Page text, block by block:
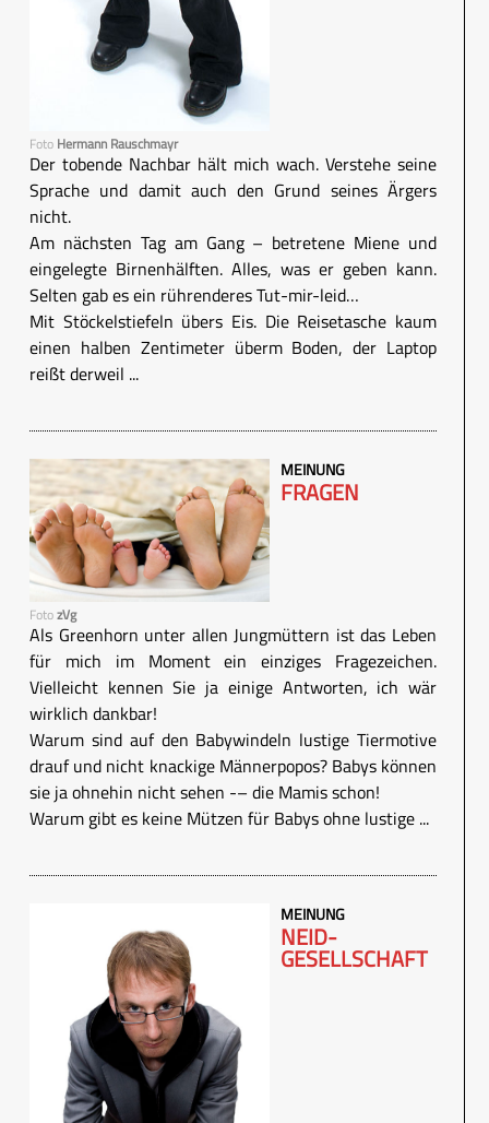
Foto Hermann Rauschmayr
Der tobende Nachbar hält mich wach. Verstehe seine
Sprache und damit auch den Grund seines Ärgers
nicht.
Am nächsten Tag am Gang – betretene Miene und
eingelegte Birnenhälften. Alles, was er geben kann.
Selten gab es ein rührenderes Tut-mir-leid…
Mit Stöckelstiefeln übers Eis. Die Reisetasche kaum
einen halben Zentimeter überm Boden, der Laptop
reißt derweil ...
FotozVg
MEINUNG
FRAGEN
Als Greenhorn unter allen Jungmüttern ist das Leben
für mich im Moment ein einziges Fragezeichen.
Vielleicht kennen Sie ja einige Antworten, ich wär
wirklich dankbar!
Warum sind auf den Babywindeln lustige Tiermotive
drauf und nicht knackige Männerpopos? Babys können
sie ja ohnehin nicht sehen -– die Mamis schon!
Warum gibt es keine Mützen für Babys ohne lustige ...
MEINUNG
NEID-
GESELLSCHAFT